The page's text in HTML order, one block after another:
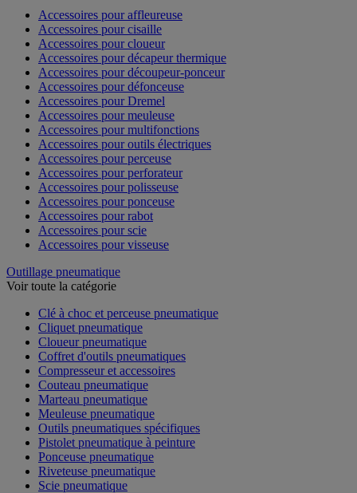
Accessoires pour affleureuse
Accessoires pour cisaille
Accessoires pour cloueur
Accessoires pour décapeur thermique
Accessoires pour découpeur-ponceur
Accessoires pour défonceuse
Accessoires pour Dremel
Accessoires pour meuleuse
Accessoires pour multifonctions
Accessoires pour outils électriques
Accessoires pour perceuse
Accessoires pour perforateur
Accessoires pour polisseuse
Accessoires pour ponceuse
Accessoires pour rabot
Accessoires pour scie
Accessoires pour visseuse
Outillage pneumatique
Voir toute la catégorie
Clé à choc et perceuse pneumatique
Cliquet pneumatique
Cloueur pneumatique
Coffret d'outils pneumatiques
Compresseur et accessoires
Couteau pneumatique
Marteau pneumatique
Meuleuse pneumatique
Outils pneumatiques spécifiques
Pistolet pneumatique à peinture
Ponceuse pneumatique
Riveteuse pneumatique
Scie pneumatique